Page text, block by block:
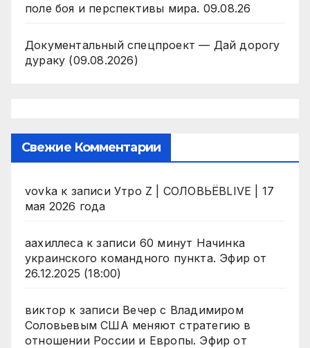
поле боя и перспективы мира. 09.08.26
Документальный спецпроект — Дай дорогу
дураку (09.08.2026)
Свежие Комментарии
vovka к записи Утро Z | СОЛОВЬЁВLIVE | 17
мая 2026 года
аахиллесак записи 60 минут Начинка
украинского командного пункта. Эфир от
26.12.2025 (18:00)
виктор к записи Вечер с Владимиром
Соловьевым США меняют стратегию в
отношении России и Европы. Эфир от